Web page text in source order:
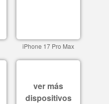
iPhone 17 Pro Max
ver más
dispositivos